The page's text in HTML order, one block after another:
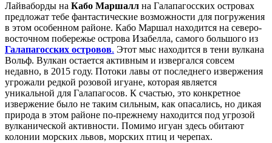
Лайваборды на Кабо Маршалл на Галапагосских островах
предложат тебе фантастические возможности для погружения
в этом особенном районе. Кабо Маршал находится на северо-
восточном побережье острова Изабелла, самого большого из
Галапагосских островов. Этот мыс находится в тени вулкана
Вольф. Вулкан остается активным и извергался совсем
недавно, в 2015 году. Потоки лавы от последнего извержения
угрожали редкой розовой игуане, которая является
уникальной для Галапагосов. К счастью, это конкретное
извержение было не таким сильным, как опасались, но дикая
природа в этом районе по-прежнему находится под угрозой
вулканической активности. Помимо игуан здесь обитают
колонии морских львов, морских птиц и черепах.